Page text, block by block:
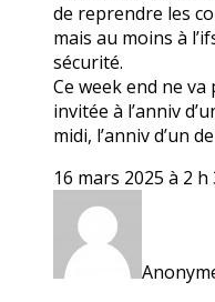
de reprendre les
mais au moins à
sécurité.
Ce week end ne
invitée à l’anniv
midi, l’anniv d’un
16 mars 2025 à 2 h